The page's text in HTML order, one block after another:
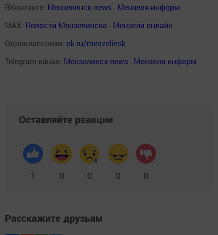
ВКонтакте: Мензелинск news - Мензеля-информ
MAX: Новости Мензелинска - Мензеля онлайн
Одноклассники: ok.ru/menzelinsk
Telegram-канал: Мензелинск news - Мензеля-информ
Оставляйте реакции
1 0 0 0 0
Расскажите друзьям